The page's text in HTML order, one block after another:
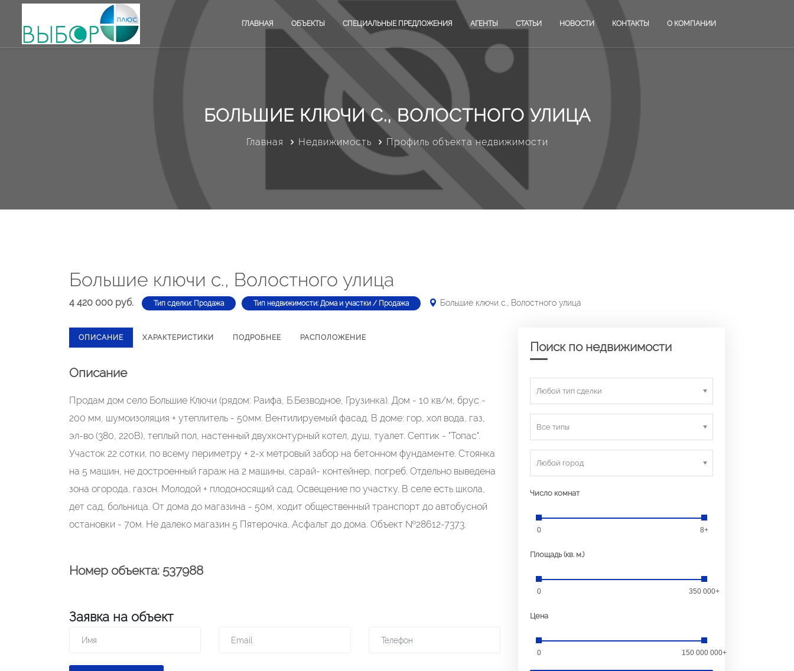
ГЛАВНАЯ ОБЪЕКТЫ СПЕЦИАЛЬНЫЕ ПРЕДЛОЖЕНИЯ АГЕНТЫ СТАТЬИ НОВОСТИ КОНТАКТЫ О КОМПАНИИ
БОЛЬШИЕ КЛЮЧИ С., ВОЛОСТНОГО УЛИЦА
Главная Недвижимость Профиль объекта недвижимости
Большие ключи с., Волостного улица
4 420 000 руб. Тип сделки: Продажа Тип недвижимости: Дома и участки / Продажа Большие ключи с., Волостного улица
ОПИСАНИЕ ХАРАКТЕРИСТИКИ ПОДРОБНЕЕ РАСПОЛОЖЕНИЕ
Описание
Продам дом село Большие Ключи (рядом: Раифа, Б.Безводное, Грузинка). Дом - 10 кв/м, брус -
200 мм, шумоизоляция + утеплитель - 50мм. Вентилируемый фасад. В доме: гор, хол вода, газ,
эл-во (380, 220В), теплый пол, настенный двухконтурный котел, душ, туалет. Септик - "Топас".
Участок 22 сотки, по всему периметру + 2-х метровый забор на бетонном фундаменте. Стоянка
на 5 машин, не достроенный гараж на 2 машины, сарай- контейнер, погреб. Отдельно выведена
зона огорода, газон. Молодой + плодоносящий сад. Освещение по участку. В селе есть школа,
дет сад, больница. От дома до магазина - 50м, ходит общественный транспорт до автобусной
остановки - 70м. Не далеко магазин 5 Пятерочка. Асфальт до дома. Объект №28612-7373.
Номер объекта: 537988
Заявка на объект
Поиск по недвижимости
Любой тип сделки
Все типы
Любой город
Число комнат
0 8+
Площадь (кв. м.)
0 350 000+
Цена
0 150 000 000+